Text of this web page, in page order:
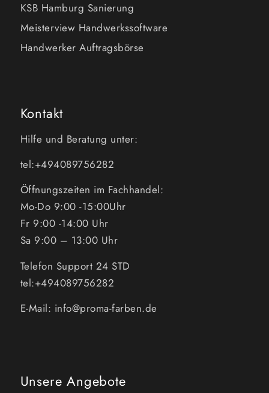
KSB Hamburg Sanierung
Meisterview Handwerkssoftware
Handwerker Auftragsbörse
Kontakt
Hilfe und Beratung unter:
tel:+494089756282
Öffnungszeiten im Fachhandel:
Mo-Do 9:00 -15:00Uhr
Fr 9:00 -14:00 Uhr
Sa 9:00 – 13:00 Uhr
Telefon Support 24 STD
tel:+494089756282
E-Mail: info@proma-farben.de
Unsere Angebote